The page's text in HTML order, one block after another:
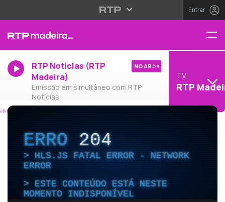
Entrar
RTP Notícias (RTP
Madeira)
Emissão em simultâneo com RTP
Notícias
NO AR
TV
RTP
ERRO204
HLS.JS FATAL ERROR - NETWORK
ERROR
ESTE CONTEÚDO ESTÁ NESTE
MOMENTO INDISPONÍVEL